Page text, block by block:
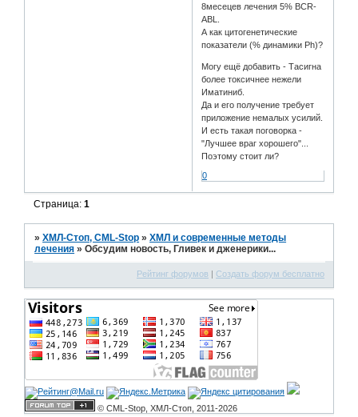
8месецев лечения 5% BCR-
ABL.
А как цитогенетические
показатели (% динамики Ph)?
Могу ещё добавить - Тасигна
более токсичнее нежели
Иматиниб.
Да и его получение требует
приложение немалых усилий.
И есть такая поговорка -
"Лучшее враг хорошего"...
Поэтому стоит ли?
0
Страница:1
»ХМЛ-Стоп, CML-Stop »ХМЛ и современные методы
лечения »Обсудим новость, Гливек и дженерики...
Рейтинг форумов Создать форум бесплатно
© CML-Stop, ХМЛ-Стоп, 2011-2026